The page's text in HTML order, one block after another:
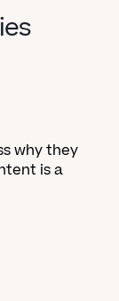
why they
is a